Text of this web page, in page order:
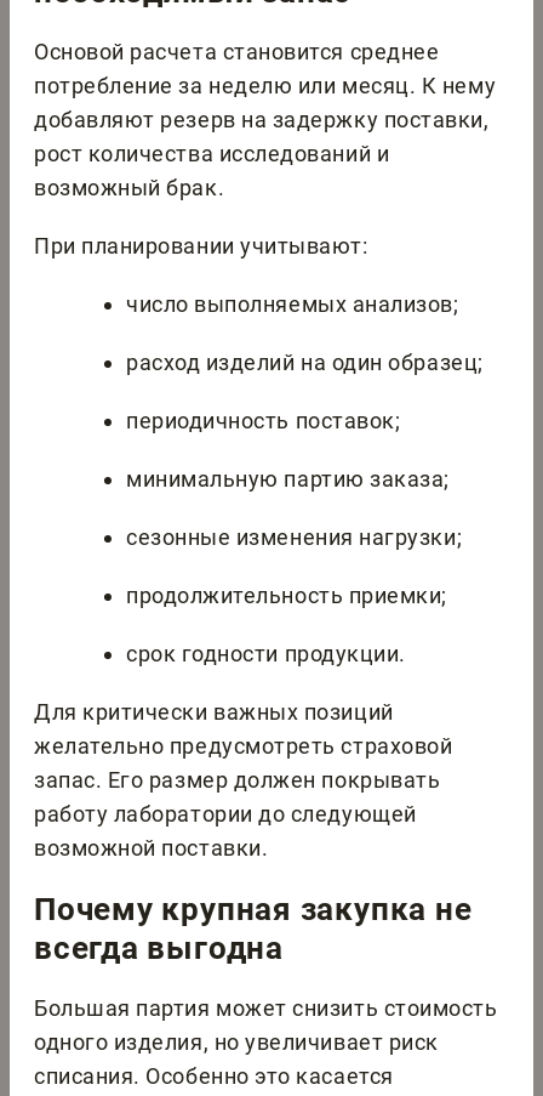
Основой расчета становится среднее
потребление за неделю или месяц. К нему
добавляют резерв на задержку поставки,
рост количества исследований и
возможный брак.
При планировании учитывают:
число выполняемых анализов;
расход изделий на один образец;
периодичность поставок;
минимальную партию заказа;
сезонные изменения нагрузки;
продолжительность приемки;
срок годности продукции.
Для критически важных позиций
желательно предусмотреть страховой
запас. Его размер должен покрывать
работу лаборатории до следующей
возможной поставки.
Почему крупная закупка не
всегда выгодна
Большая партия может снизить стоимость
одного изделия, но увеличивает риск
списания. Особенно это касается